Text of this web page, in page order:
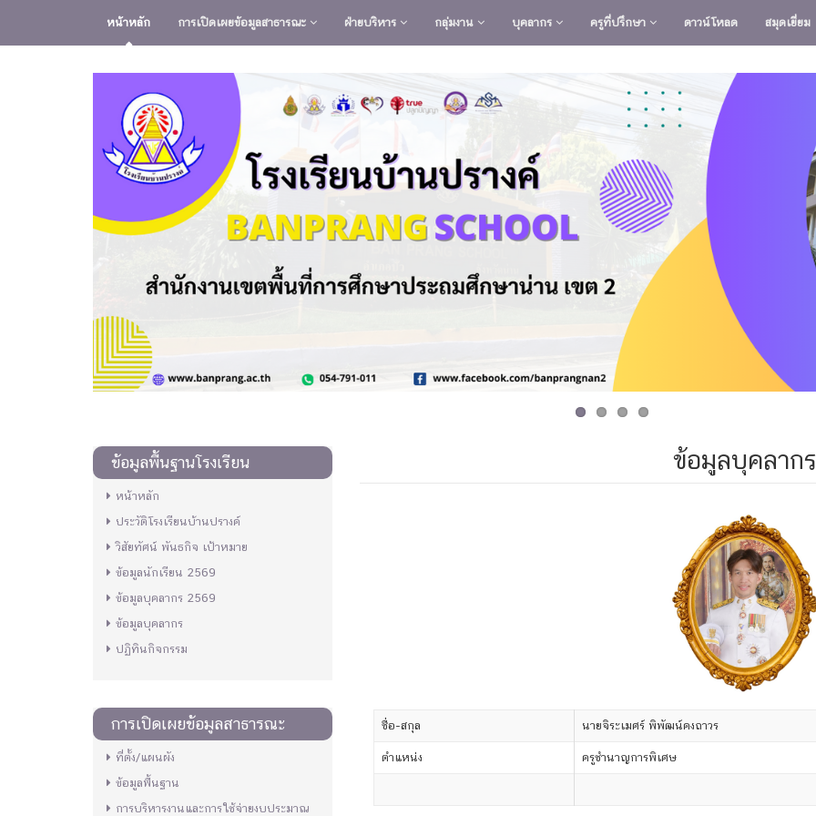
หน้าหลัก การเปิดเผยข้อมูลสาธารณะ ฝ่ายบริหาร กลุ่มงาน บุคลากร ครูที่ปรึกษา ดาวน์โหลด สมุดเยี่ยม
ข้อมูลพื้นฐานโรงเรียน
หน้าหลัก
ประวัติโรงเรียนบ้านปรางค์
วิสัยทัศน์ พันธกิจ เป้าหมาย
ข้อมูลนักเรียน 2569
ข้อมูลบุคลากร 2569
ข้อมูลบุคลากร
ปฏิทินกิจกรรม
การเปิดเผยข้อมูลสาธารณะ
ที่ตั้ง/แผนผัง
ข้อมูลพื้นฐาน
การบริหารงานและการใช้จ่ายงบประมาณ
ข้อมูลบุคลาก
ชื่อ-สกุล นายจิระเมศร์ พิพัฒน์คงถาวร
ตำแหน่ง ครูชำนาญการพิเศษ